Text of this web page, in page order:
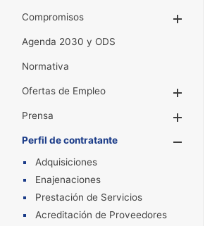
Compromisos
Agenda 2030 y ODS
Normativa
Ofertas de Empleo
Prensa
Perfil de contratante
Adquisiciones
Enajenaciones
Prestación de Servicios
Acreditación de Proveedores